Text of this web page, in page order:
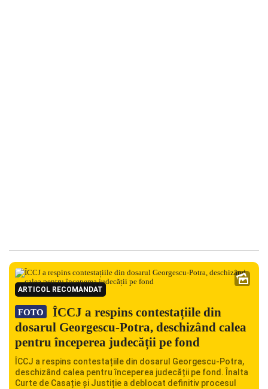
ARTICOL RECOMANDAT
FOTO
ÎCCJ a respins contestațiile din
dosarul Georgescu-Potra, deschizând calea
pentru începerea judecății pe fond
ÎCCJ a respins contestațiile din dosarul Georgescu-Potra,
deschizând calea pentru începerea judecății pe fond. Înalta
Curte de Casație și Justiție a deblocat definitiv procesul